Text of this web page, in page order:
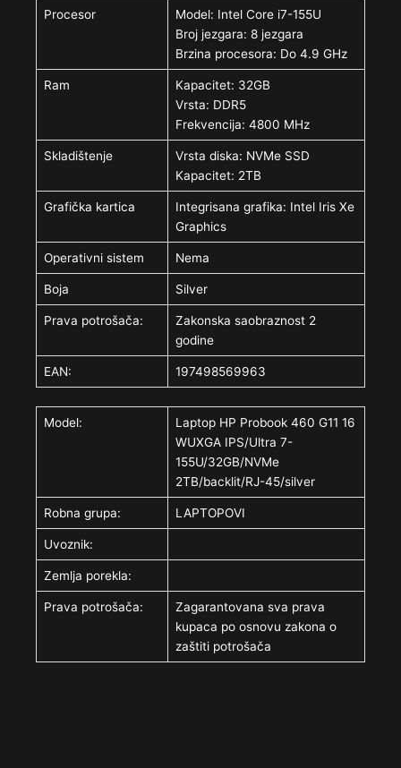
Procesor
Model: Intel Core i7-155U
Broj jezgara: 8 jezgara
Brzina procesora: Do 4.9 GHz
Ram
Kapacitet: 32GB
Vrsta: DDR5
Frekvencija: 4800 MHz
Skladištenje
Vrsta diska: NVMe SSD
Kapacitet: 2TB
Grafička kartica
Integrisana grafika: Intel Iris Xe
Graphics
Operativni sistem Nema
Boja Silver
Prava potrošača:
Zakonska saobraznost 2
godine
EAN: 197498569963
Model:
Laptop HP Probook 460 G11 16
WUXGA IPS/Ultra 7-
155U/32GB/NVMe
2TB/backlit/RJ-45/silver
Robna grupa: LAPTOPOVI
Uvoznik:
Zemlja porekla:
Prava potrošača:
Zagarantovana sva prava
kupaca po osnovu zakona o
zaštiti potrošača